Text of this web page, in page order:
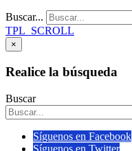
Buscar...
TPL_SCROLL
×
Realice la búsqueda
Buscar
Síguenos en Facebook
Síguenos en Twitter